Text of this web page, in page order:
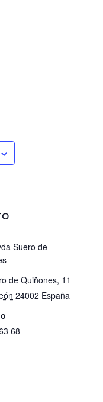
Suero de
de Quiñones, 11
24002 España
68